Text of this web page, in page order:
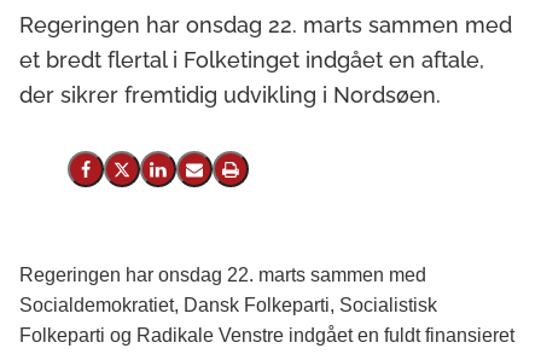
Regeringen har onsdag 22. marts sammen med
et bredt flertal i Folketinget indgået en aftale,
der sikrer fremtidig udvikling i Nordsøen.
Del på Facebook
Del på X (Twitter)
Del på LinkedIn
Send email
Print
Regeringen har onsdag 22. marts sammen med
Socialdemokratiet, Dansk Folkeparti, Socialistisk
Folkeparti og Radikale Venstre indgået en fuldt finansieret